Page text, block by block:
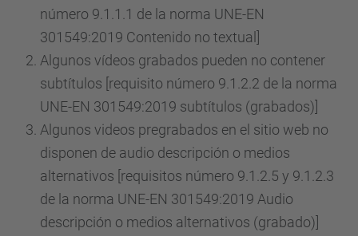
número 9.1.1.1 de la norma UNE-EN
301549:2019 Contenido no textual]
Algunos vídeos grabados pueden no contener
subtítulos [requisito número 9.1.2.2 de la norma
UNE-EN 301549:2019 subtítulos (grabados)]
Algunos videos pregrabados en el sitio web no
disponen de audio descripción o medios
alternativos [requisitos número 9.1.2.5 y 9.1.2.3
de la norma UNE-EN 301549:2019 Audio
descripción o medios alternativos (grabado)]